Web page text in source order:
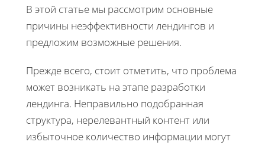
В этой статье мы рассмотрим основные
причины неэффективности лендингов и
предложим возможные решения.
Прежде всего, стоит отметить, что проблема
может возникать на этапе разработки
лендинга. Неправильно подобранная
структура, нерелевантный контент или
избыточное количество информации могут